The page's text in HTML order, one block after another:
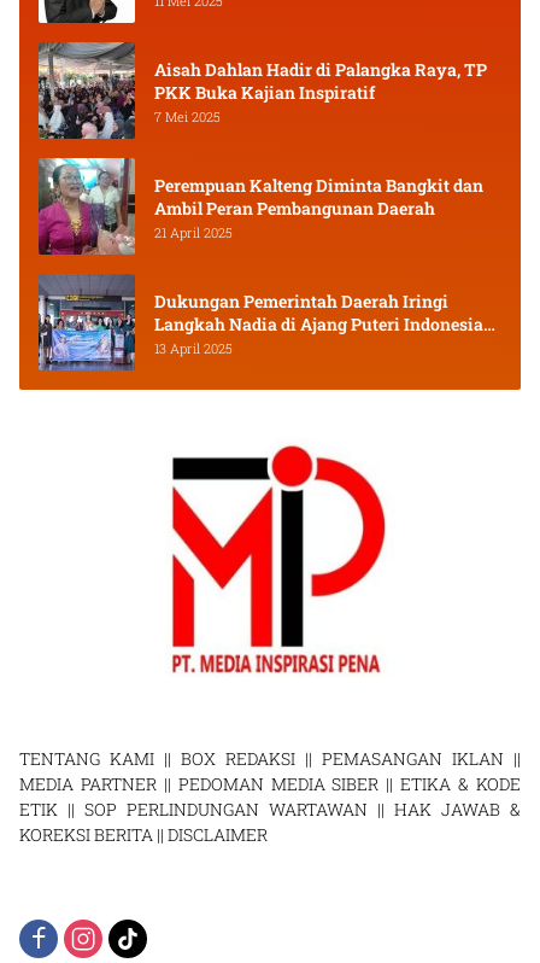
Aisah Dahlan Hadir di Palangka Raya, TP
PKK Buka Kajian Inspiratif
7 Mei 2025
Perempuan Kalteng Diminta Bangkit dan
Ambil Peran Pembangunan Daerah
21 April 2025
Dukungan Pemerintah Daerah Iringi
Langkah Nadia di Ajang Puteri Indonesia
2025
13 April 2025
TENTANG KAMI || BOX REDAKSI || PEMASANGAN IKLAN ||
MEDIA PARTNER|| PEDOMAN MEDIA SIBER ||ETIKA & KODE
ETIK || SOP PERLINDUNGAN WARTAWAN || HAK JAWAB &
KOREKSI BERITA || DISCLAIMER